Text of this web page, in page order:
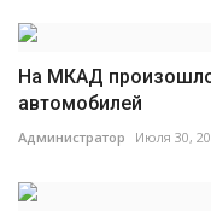
На МКАД
автомобилей
Администратор Июля 30,